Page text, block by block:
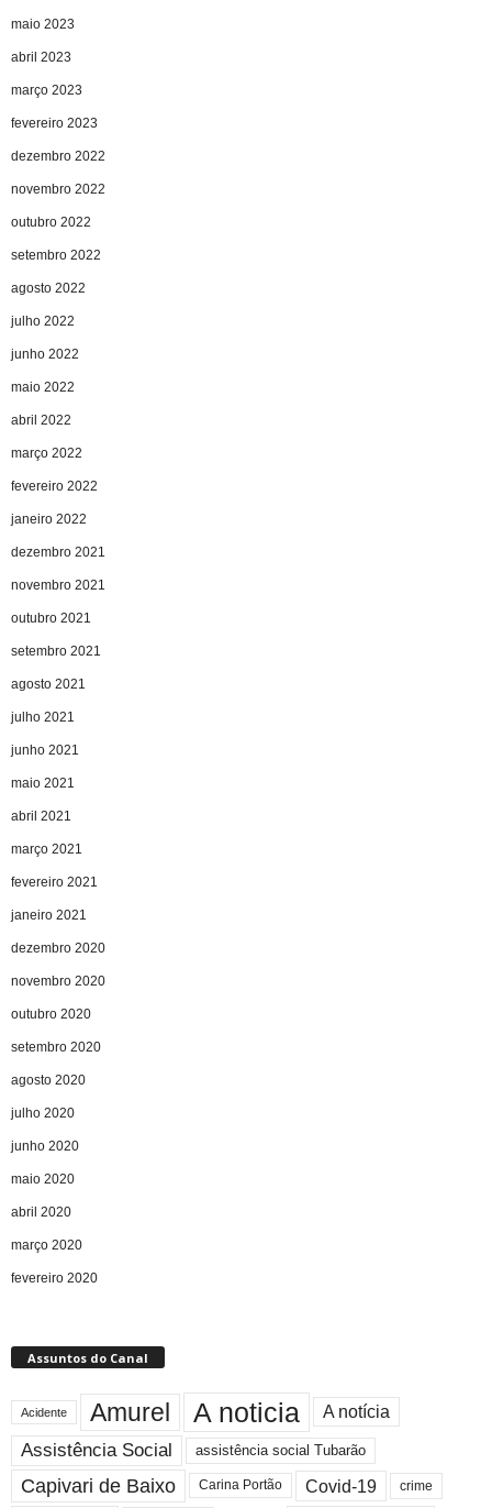
maio 2023
abril 2023
março 2023
fevereiro 2023
dezembro 2022
novembro 2022
outubro 2022
setembro 2022
agosto 2022
julho 2022
junho 2022
maio 2022
abril 2022
março 2022
fevereiro 2022
janeiro 2022
dezembro 2021
novembro 2021
outubro 2021
setembro 2021
agosto 2021
julho 2021
junho 2021
maio 2021
abril 2021
março 2021
fevereiro 2021
janeiro 2021
dezembro 2020
novembro 2020
outubro 2020
setembro 2020
agosto 2020
julho 2020
junho 2020
maio 2020
abril 2020
março 2020
fevereiro 2020
Assuntos do Canal
Acidente Amurel A noticia A notícia
Assistência Social assistência social Tubarão
Capivari de Baixo Carina Portão Covid-19 crime